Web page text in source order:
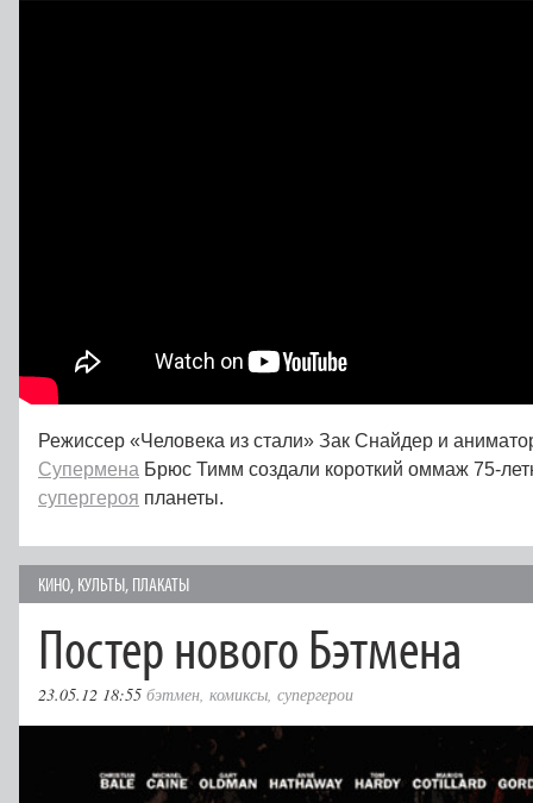
Режиссер «Человека из стали» Зак Снайдер и
Супермена Брюс Тимм создали короткий оммаж 75-
супергероя планеты.
КИНО, КУЛЬТЫ, ПЛАКАТЫ
Постер нового Бэтмена
23.05.12 18:55 бэтмен комиксы супергерои